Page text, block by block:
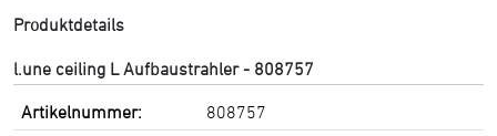
Produktdetails
l.une ceiling L Aufbaustrahler - 808757
Artikelnummer:
808757